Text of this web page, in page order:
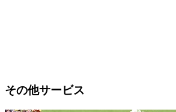
その他サービス